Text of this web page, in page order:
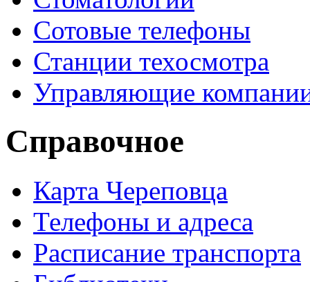
Сотовые телефоны
Станции техосмотра
Управляющие
Справочное
Карта Череповца
Телефоны и адреса
Расписание транспорта